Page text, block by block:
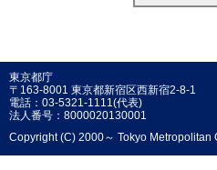
東京都庁
〒163-8001 東京都新宿区西新宿2-8-1
電話：03-5321-1111(代表)
法人番号：8000020130001
Copyright (C) 2000～ Tokyo Metropolitan